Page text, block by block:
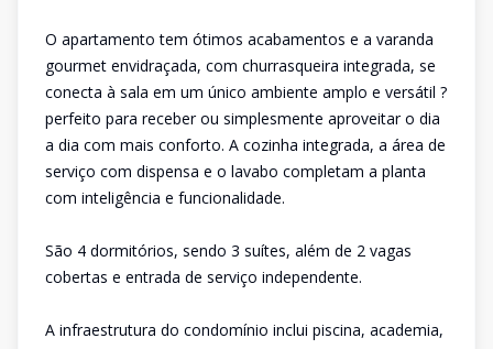
O apartamento tem ótimos acabamentos e a varanda
gourmet envidraçada, com churrasqueira integrada, se
conecta à sala em um único ambiente amplo e versátil ?
perfeito para receber ou simplesmente aproveitar o dia
a dia com mais conforto. A cozinha integrada, a área de
serviço com dispensa e o lavabo completam a planta
com inteligência e funcionalidade.
São 4 dormitórios, sendo 3 suítes, além de 2 vagas
cobertas e entrada de serviço independente.
A infraestrutura do condomínio inclui piscina, academia,